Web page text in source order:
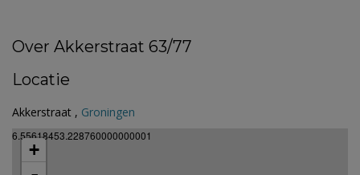
Over Akkerstraat 63/77
Locatie
Akkerstraat , Groningen
6.55618453.228760000000001
+